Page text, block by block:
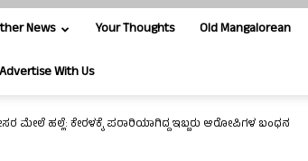
News Your Thoughts Old Mangalorean
Advertise With Us
ಮೇಲೆ ಹಲ್ಲೆ: ಕೇರಳಕ್ಕೆ ಪರಾರಿಯಾಗಿದ್ದ ಇಬ್ಬರು ಆರೋಪಿಗಳ ಬಂಧನ